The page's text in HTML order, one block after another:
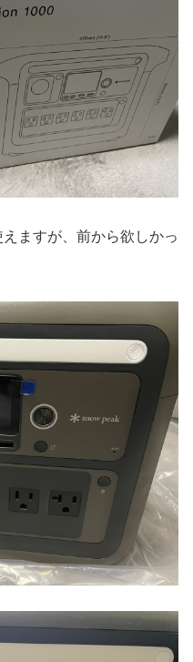
ますが、前から欲しかっ